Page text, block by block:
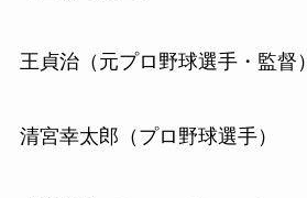
王貞治（元プロ野球選手・監督）
清宮幸太郎（プロ野球選手）